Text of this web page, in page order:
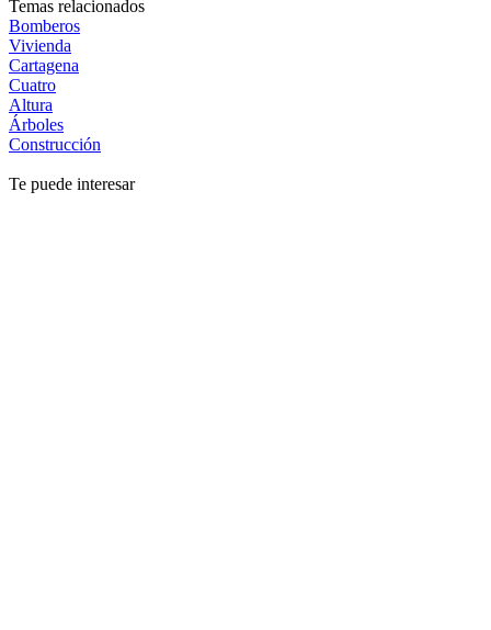
Temas relacionados
Bomberos
Vivienda
Cartagena
Cuatro
Altura
Árboles
Construcción
Te puede interesar